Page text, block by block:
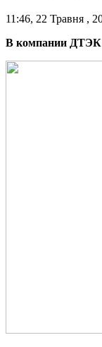
11:46, 22 Травня ,
В компании ДТЭК